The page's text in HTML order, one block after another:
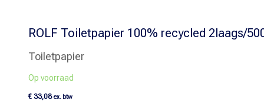
ROLF Toiletpapier 100% recycled 2laags/
Toiletpapier
Op voorraad
€33,08 ex. btw